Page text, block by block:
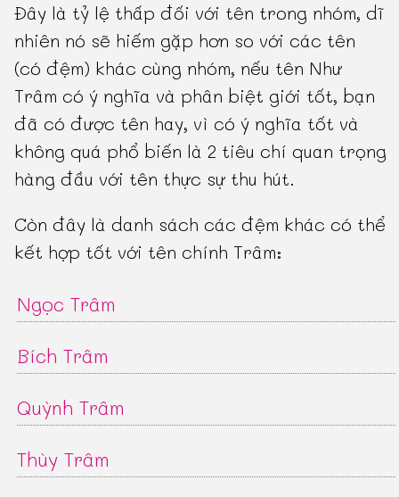
Đây là tỷ lệ thấp đối với tên trong nhóm, dĩ
nhiên nó sẽ hiếm gặp hơn so với các tên
(có đệm) khác cùng nhóm, nếu tên Như
Trâm có ý nghĩa và phân biệt giới tốt, bạn
đã có được tên hay, vì có ý nghĩa tốt và
không quá phổ biến là 2 tiêu chí quan trọng
hàng đầu với tên thực sự thu hút.
Còn đây là danh sách các đệm khác có thể
kết hợp tốt với tên chính Trâm:
Ngọc Trâm
Bích Trâm
Quỳnh Trâm
Thùy Trâm